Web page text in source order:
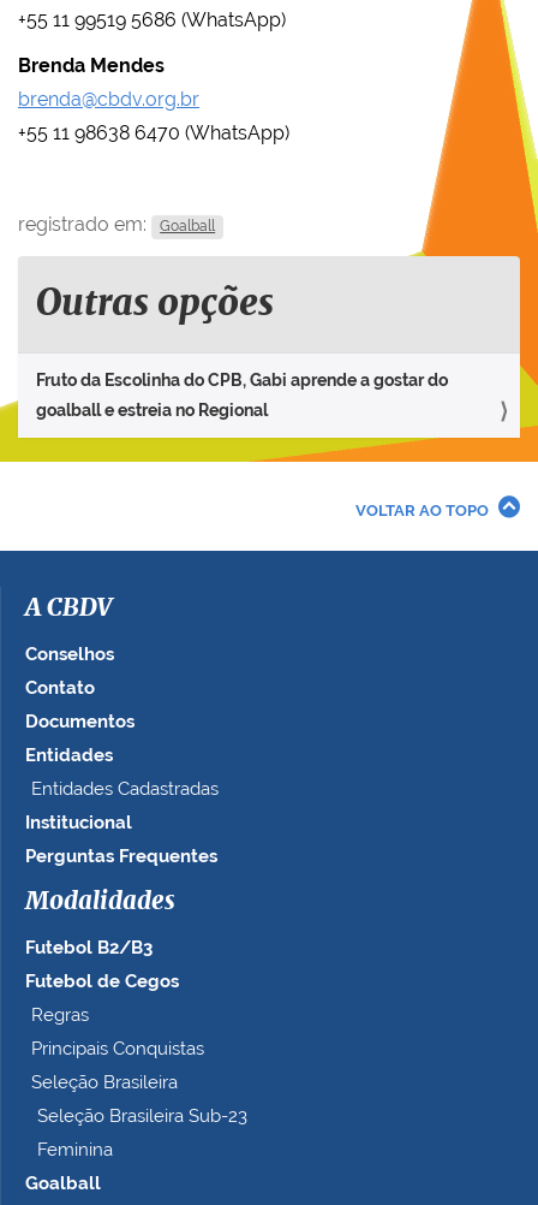
+55 11 99519 5686 (WhatsApp)
Brenda Mendes
brenda@cbdv.org.br
+55 11 98638 6470 (WhatsApp)
registrado em: Goalball
Outras opções
Fruto da Escolinha do CPB, Gabi aprende a gostar do
goalball e estreia no Regional
VOLTAR AO TOPO
A CBDV
Conselhos
Contato
Documentos
Entidades
Entidades Cadastradas
Institucional
Perguntas Frequentes
Modalidades
Futebol B2/B3
Futebol de Cegos
Regras
Principais Conquistas
Seleção Brasileira
Seleção Brasileira Sub-23
Feminina
Goalball